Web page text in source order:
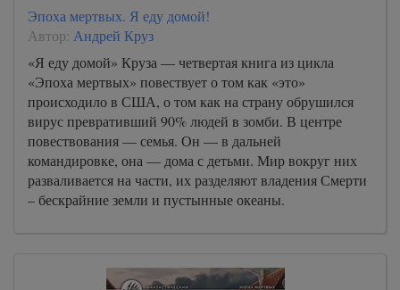
Эпоха мертвых. Я еду домой!
Автор: Андрей Круз
«Я еду домой» Круза — четвертая книга из цикла
«Эпоха мертвых» повествует о том как «это»
происходило в США, о том как на страну обрушился
вирус превративший 90% людей в зомби. В центре
повествования — семья. Он — в дальней
командировке, она — дома с детьми. Мир вокруг них
разваливается на части, их разделяют владения Смерти
– бескрайние земли и пустынные океаны.